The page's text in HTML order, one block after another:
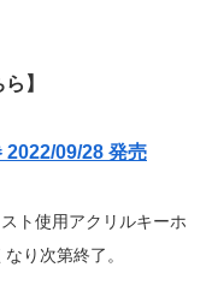
】
2022/09/28 発売
ト使用アクリルキーホ
り次第終了。